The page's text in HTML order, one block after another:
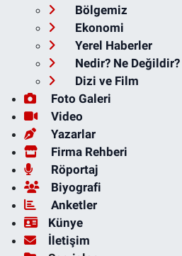
Bölgemiz
Ekonomi
Yerel Haberler
Nedir? Ne Değildir?
Dizi ve Film
Foto Galeri
Video
Yazarlar
Firma Rehberi
Röportaj
Biyografi
Anketler
Künye
İletişim